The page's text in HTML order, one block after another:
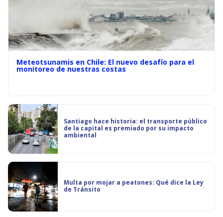
Meteotsunamis en Chile: El nuevo desafío para el
monitoreo de nuestras costas
Santiago hace historia: el transporte público
de la capital es premiado por su impacto
ambiental
Multa por mojar a peatones: Qué dice la Ley
de Tránsito